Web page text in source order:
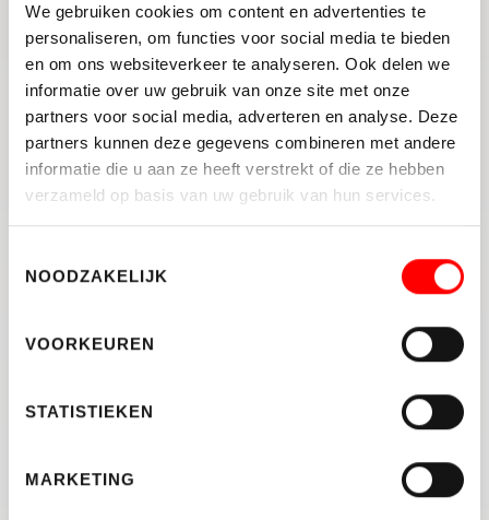
We gebruiken cookies om content en advertenties te
personaliseren, om functies voor social media te bieden
en om ons websiteverkeer te analyseren. Ook delen we
informatie over uw gebruik van onze site met onze
partners voor social media, adverteren en analyse. Deze
partners kunnen deze gegevens combineren met andere
informatie die u aan ze heeft verstrekt of die ze hebben
verzameld op basis van uw gebruik van hun services.
NOODZAKELIJK
VOORKEUREN
STATISTIEKEN
MARKETING
bereiden op verkoop
Inzicht in de actuele ontwikkelingen op de
Utrechtse woningmarkt
Een helder overzicht van de verwachte
kosten tijdens het verkoopproces
Vraag nu jouw gratis waardebepaling aan
van je woning aan. We denken graag met je mee